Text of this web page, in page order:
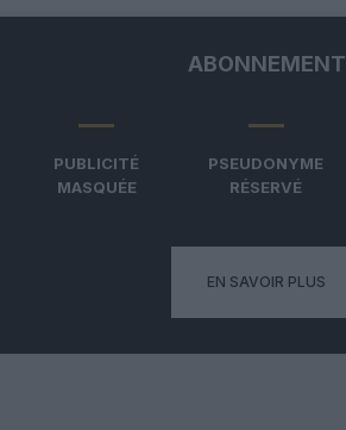
ABONNEMENT
PUBLICITÉ
MASQUÉE
PSEUDONYME
RÉSERVÉ
EN SAVOIR PLUS